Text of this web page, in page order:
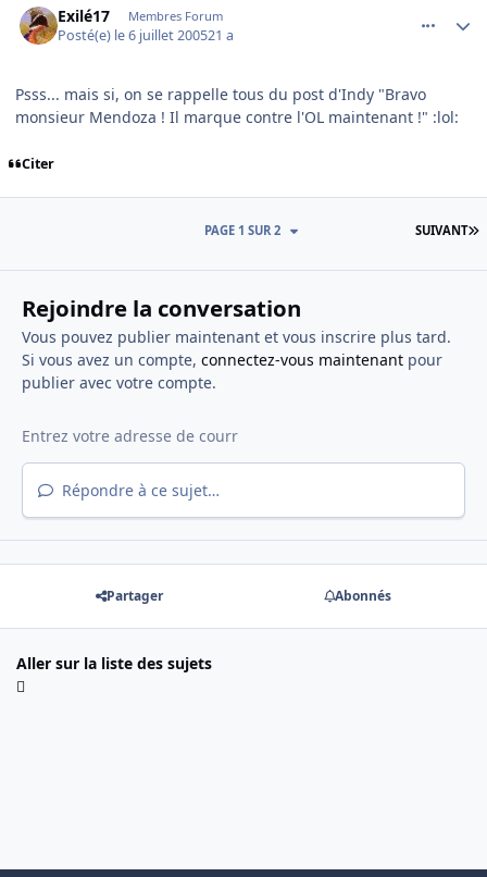
Exilé17 Membres Forum
Posté(e) le 6 juillet 200521 a
Psss... mais si, on se rappelle tous du post d'Indy "Bravo
monsieur Mendoza ! Il marque contre l'OL maintenant !" :lol:
Citer
SUIVANT
PAGE 1 SUR 2
Rejoindre la conversation
Vous pouvez publier maintenant et vous inscrire plus tard.
Si vous avez un compte, connectez-vous maintenantpour
publier avec votre compte.
Répondre à ce sujet…
Partager Abonnés
Aller sur la liste des sujets